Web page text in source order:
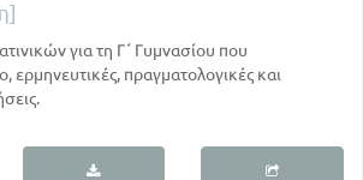
για τη Γ΄ Γυμνασίου που
ερμηνευτικές, πραγματολογικές και